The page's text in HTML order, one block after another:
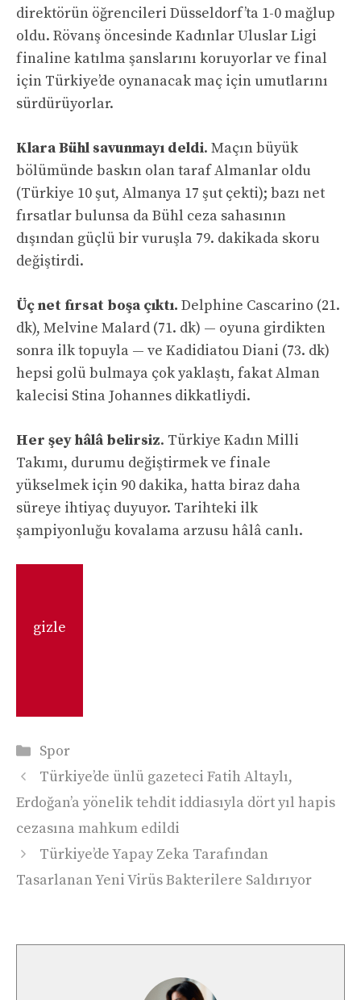
direktörün öğrencileri Düsseldorf’ta 1-0 mağlup
oldu. Rövanş öncesinde Kadınlar Uluslar Ligi
finaline katılma şanslarını koruyorlar ve final
için Türkiye’de oynanacak maç için umutlarını
sürdürüyorlar.
Klara Bühl savunmayı deldi. Maçın büyük
bölümünde baskın olan taraf Almanlar oldu
(Türkiye 10 şut, Almanya 17 şut çekti); bazı net
fırsatlar bulunsa da Bühl ceza sahasının
dışından güçlü bir vuruşla 79. dakikada skoru
değiştirdi.
Üç net fırsat boşa çıktı. Delphine Cascarino (21.
dk), Melvine Malard (71. dk) — oyuna girdikten
sonra ilk topuyla — ve Kadidiatou Diani (73. dk)
hepsi golü bulmaya çok yaklaştı, fakat Alman
kalecisi Stina Johannes dikkatliydi.
Her şey hâlâ belirsiz. Türkiye Kadın Milli
Takımı, durumu değiştirmek ve finale
yükselmek için 90 dakika, hatta biraz daha
süreye ihtiyaç duyuyor. Tarihteki ilk
şampiyonluğu kovalama arzusu hâlâ canlı.
gizle
Kategoriler
Spor
Türkiye’de ünlü gazeteci Fatih Altaylı,
Erdoğan’a yönelik tehdit iddiasıyla dört yıl hapis
cezasına mahkum edildi
Türkiye’de Yapay Zeka Tarafından
Tasarlanan Yeni Virüs Bakterilere Saldırıyor